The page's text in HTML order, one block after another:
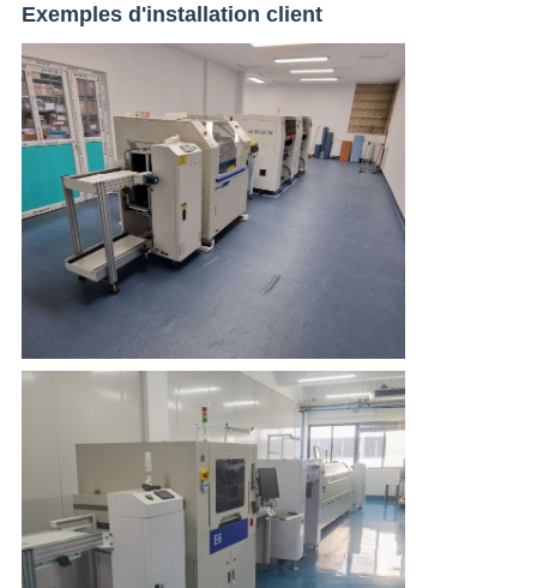
Exemples d'installation client